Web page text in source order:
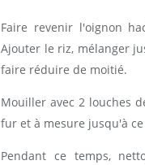
Faire revenir l'oignon
Ajouter le riz, mélanger
faire réduire de moitié.
Mouiller avec 2 louches
fur et à mesure jusqu'à
Pendant ce temps,